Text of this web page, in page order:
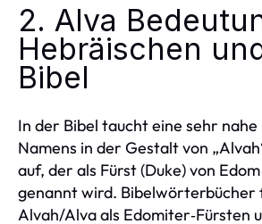
2. Alva
Hebräischen
Bibel
In der Bibel taucht eine sehr nahe
Namens in der Gestalt von
auf, der als Fürst (Duke) von
genannt wird. Bibelwörterbücher
Alvah/Alva als Edomiter‑Fürsten